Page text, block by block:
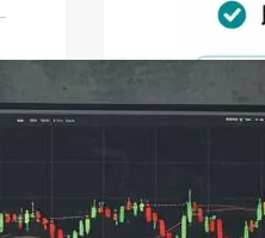
ファクタ
ファクタ